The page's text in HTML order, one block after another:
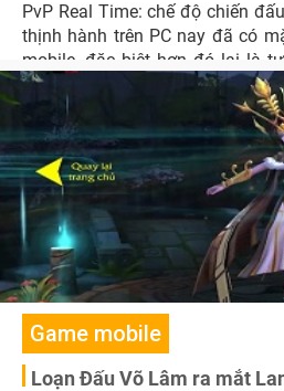
PvP Real Time: chế độ chiến
thịnh hành trên PC nay đã có
mobile, đặc biệt hơn đó lại là
Việt sản xuất.
Game mobile
Loạn Đấu Võ Lâm ra mắt